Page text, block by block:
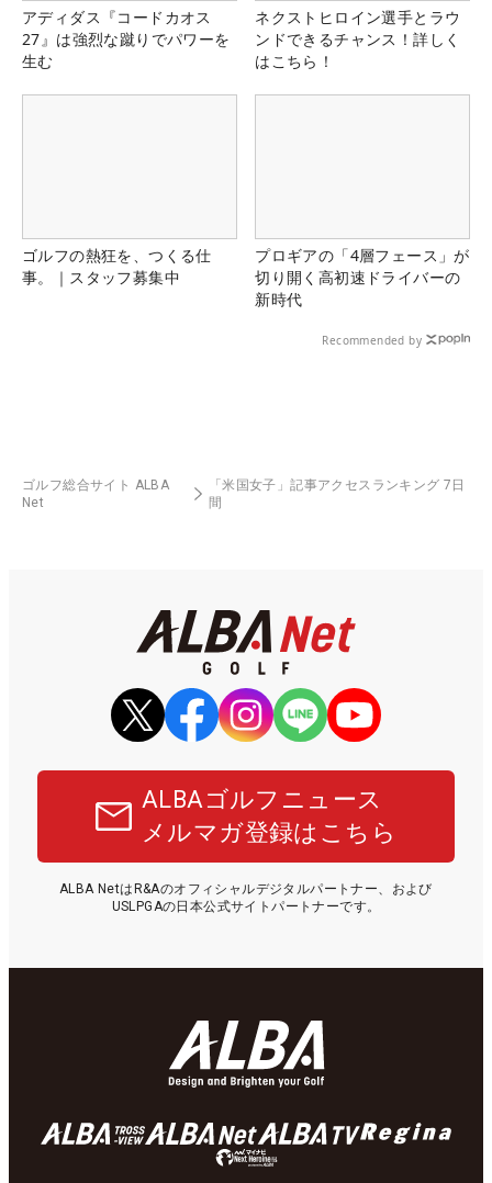
アディダス『コードカオス
27』は強烈な蹴りでパワーを
生む
ネクストヒロイン選手とラウ
ンドできるチャンス！詳しく
はこちら！
ゴルフの熱狂を、つくる仕
事。｜スタッフ募集中
プロギアの「4層フェース」が
切り開く高初速ドライバーの
新時代
Recommended by
ゴルフ総合サイト ALBA
Net
「米国女子」記事アクセスランキング 7日
間
ALBAゴルフニュース
メルマガ登録はこちら
ALBA NetはR&Aのオフィシャルデジタルパートナー、および
USLPGAの日本公式サイトパートナーです。